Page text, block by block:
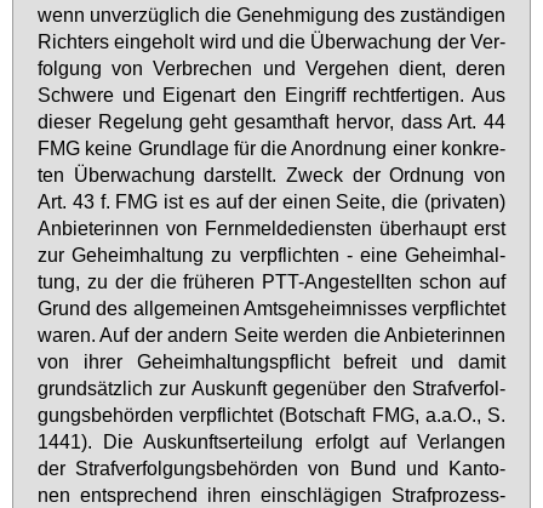
wenn un­ver­züg­lich die Ge­neh­mi­gung des zu­stän­di­gen
Rich­ters ein­ge­holt wird und die Über­wa­chung der Ver­
fol­gung von Ver­bre­chen und Ver­ge­hen dient, de­ren
Schwe­re und Ei­gen­art den Ein­griff recht­fer­ti­gen. Aus
die­ser Re­ge­lung geht ge­samt­haft her­vor, dass Art. 44
FMG kei­ne Grund­la­ge für die An­ord­nung ei­ner kon­kre­
ten Über­wa­chung dar­stellt. Zweck der Ord­nung von
Art. 43 f. FMG ist es auf der ei­nen Sei­te, die (pri­va­ten)
An­bie­te­rin­nen von Fern­mel­de­diens­ten über­haupt erst
zur Ge­heim­hal­tung zu ver­pflich­ten - ei­ne Ge­heim­hal­
tung, zu der die frü­he­ren PTT-An­ge­stell­ten schon auf
Grund des all­ge­mei­nen Amts­ge­heim­nis­ses ver­pflich­tet
wa­ren. Auf der an­dern Sei­te wer­den die An­bie­te­rin­nen
von ih­rer Ge­heim­hal­tungs­pflicht be­freit und da­mit
grund­sätz­lich zur Aus­kunft ge­gen­über den Straf­ver­fol­
gungs­be­hör­den ver­pflich­tet (Bot­schaft FMG, a.a.O., S.
1441). Die Aus­kunfts­er­tei­lung er­folgt auf Ver­lan­gen
der Straf­ver­fol­gungs­be­hör­den von Bund und Kan­to­
nen ent­spre­chend ih­ren ein­schlä­gi­gen Straf­pro­zess­